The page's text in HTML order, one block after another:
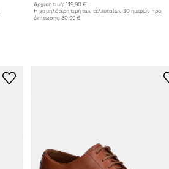
Αρχική τιμή: 119,90 €
Η χαμηλότερη τιμή των τελευταίων 30 ημερών προ
έκπτωσης: 80,99 €